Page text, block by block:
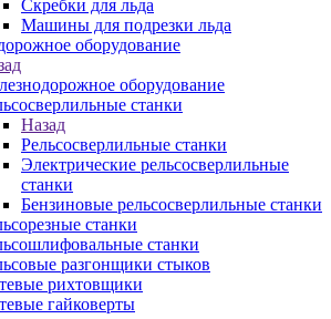
Скребки для льда
Машины для подрезки льда
оборудование
оборудование
станки
Назад
Рельсосверлильные станки
Электрические рельсосверлильные
станки
Бензиновые рельсосверлильные станки
станки
станки
разгонщики стыков
рихтовщики
гайковерты